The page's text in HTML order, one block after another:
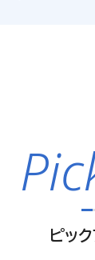
IR資料室
ピッ